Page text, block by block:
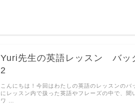
Yuri先生の英語レッスン バ
2
こんにちは！今回はわたしの英語のレッスンのバ
にレッスン内で扱った英語やフレーズの中で、聞
ワ …